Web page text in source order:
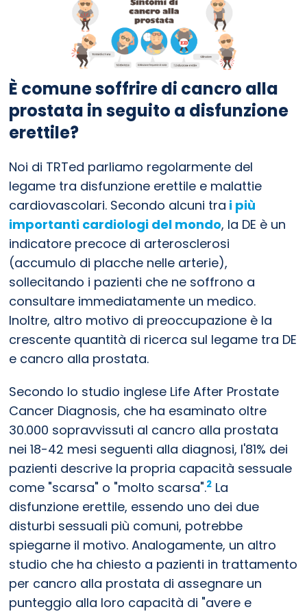
È comune soffrire di cancro alla
prostata in seguito a disfunzione
erettile?
Noi di TRTed parliamo regolarmente del
legame tra disfunzione erettile e malattie
cardiovascolari. Secondo alcuni tra i più
importanti cardiologi del mondo, la DE è un
indicatore precoce di arterosclerosi
(accumulo di placche nelle arterie),
sollecitando i pazienti che ne soffrono a
consultare immediatamente un medico.
Inoltre, altro motivo di preoccupazione è la
crescente quantità di ricerca sul legame tra DE
e cancro alla prostata.
Secondo lo studio inglese Life After Prostate
Cancer Diagnosis, che ha esaminato oltre
30.000 sopravvissuti al cancro alla prostata
nei 18-42 mesi seguenti alla diagnosi, l'81% dei
pazienti descrive la propria capacità sessuale
come "scarsa" o "molto scarsa".2 La
disfunzione erettile, essendo uno dei due
disturbi sessuali più comuni, potrebbe
spiegarne il motivo. Analogamente, un altro
studio che ha chiesto a pazienti in trattamento
per cancro alla prostata di assegnare un
punteggio alla loro capacità di "avere e